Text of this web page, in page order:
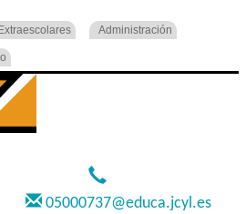
Extraescolares Administración
05000737@educa.jcyl.es